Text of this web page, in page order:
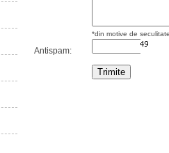
*din motive de
Antispam: